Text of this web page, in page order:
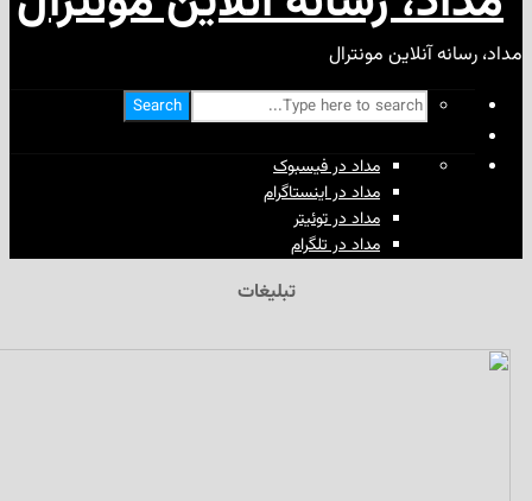
مونترال
Search
مداد در فیسبوک
مداد در اینستاگرام
مداد در توئیتر
مداد در تلگرام